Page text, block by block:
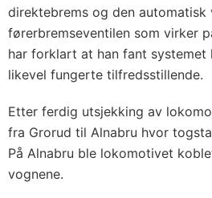
direktebrems og den automatisk
førerbremseventilen som virker
har forklart at han fant
likevel fungerte tilfredsstillende.
Etter ferdig utsjekking av
fra Grorud til Alnabru hvor
På Alnabru ble lokomotivet
vognene.